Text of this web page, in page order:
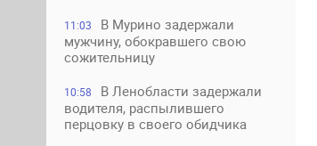
11:03
В Мурино задержали
мужчину, обокравшего свою
сожительницу
10:58
В Ленобласти задержали
водителя, распылившего
перцовку в своего обидчика